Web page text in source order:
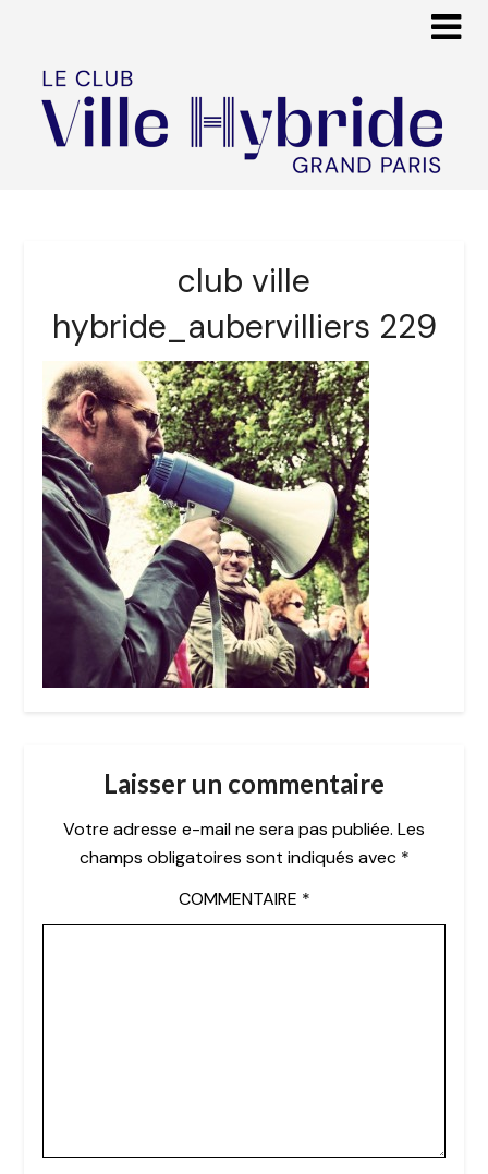
club ville
hybride_aubervilliers 229
Laisser un commentaire
Votre adresse e-mail ne sera pas publiée. Les
champs obligatoires sont indiqués avec *
COMMENTAIRE *